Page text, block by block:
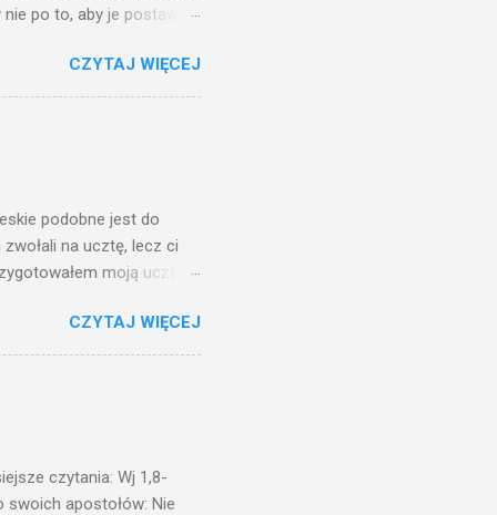
po to, aby je postawić
jaką wy mierzycie,
pozbawią go i tego, co
po to wnosi się światło,
Nie ma
CZYTAJ WIĘCEJ
podobne jest do
na ucztę, lecz ci
moją ucztę:
Na to król uniósł się
sługom: Uczta
na ucztę wszystkich,
I sala zapełniła się
CZYTAJ WIĘCEJ
czytania: Wj 1,8-
swoich apostołów: Nie